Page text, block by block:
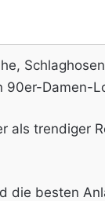
90er-Damen-
als trendiger
die besten